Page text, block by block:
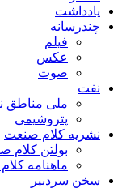
یادداشت
چندرسانه
فیلم
عکس
صوت
نفت
ملی مناطق
پتروشیمی
نشریه کلام صنعت
بولتن کلام
ماهنامه
سخن سردبیر